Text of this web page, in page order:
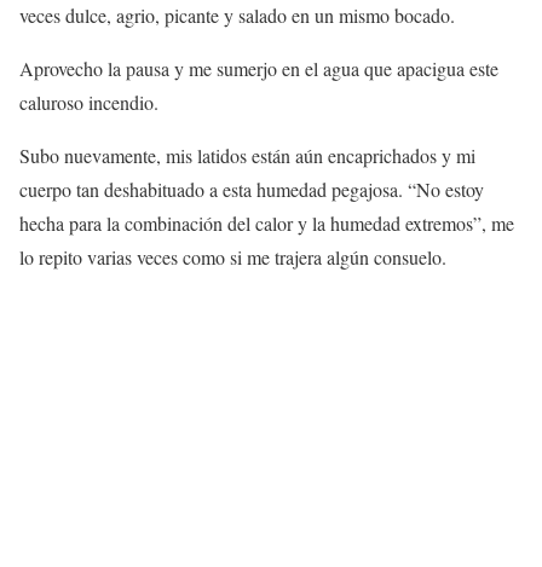
veces dulce, agrio, picante y salado en un mismo bocado.
Aprovecho la pausa y me sumerjo en el agua que apacigua este
caluroso incendio.
Subo nuevamente, mis latidos están aún encaprichados y mi
cuerpo tan deshabituado a esta humedad pegajosa. “No estoy
hecha para la combinación del calor y la humedad extremos”, me
lo repito varias veces como si me trajera algún consuelo.